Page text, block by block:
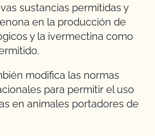
sustancias permitidas y
en la producción de
y la ivermectina como
modifica las normas
para permitir el uso
en animales portadores de